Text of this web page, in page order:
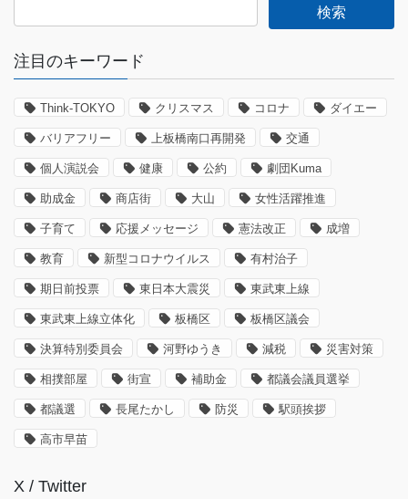
注目のキーワード
Think-TOKYO クリスマス コロナ ダイエー
バリアフリー 上板橋南口再開発 交通
個人演説会 健康 公約 劇団Kuma
助成金 商店街 大山 女性活躍推進
子育て 応援メッセージ 憲法改正 成増
教育 新型コロナウイルス 有村治子
期日前投票 東日本大震災 東武東上線
東武東上線立体化 板橋区 板橋区議会
決算特別委員会 河野ゆうき 減税 災害対策
相撲部屋 街宣 補助金 都議会議員選挙
都議選 長尾たかし 防災 駅頭挨拶
高市早苗
X / Twitter